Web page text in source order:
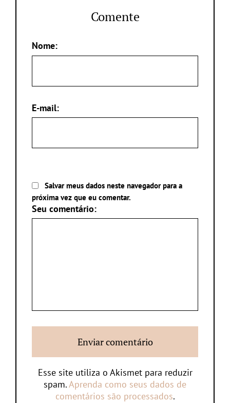
Comente
Nome:
E-mail:
Salvar meus dados neste navegador para a
próxima vez que eu comentar.
Seu comentário:
Esse site utiliza o Akismet para reduzir
spam.Aprenda como seus dados de
comentários são processados.